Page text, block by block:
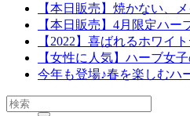
【本日販売】焼かない、
【本日販売】4月限定ハー
【2022】喜ばれるホワイ
【女性に人気】ハーブ女
今年も登場♪春を楽しむハ